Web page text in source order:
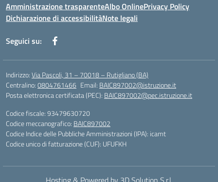
Amministrazione trasparenteAlbo OnlinePrivacy Policy
Dichiarazione di accessibilitàNote legali
Seguici su:
Indirizzo:Via Pascoli, 31 – 70018 – Rutigliano (BA)
Centralino:0804761466 Email: BAIC897002@istruzione.it
Posta elettronica certificata (PEC): BAIC897002@pec.istruzione.it
Codice fiscale: 93479630720
Codice meccanografico: BAIC897002
Codice Indice delle Pubbliche Amministrazioni (IPA): icamt
Codice unico di fatturazione (CUF): UFUFKH